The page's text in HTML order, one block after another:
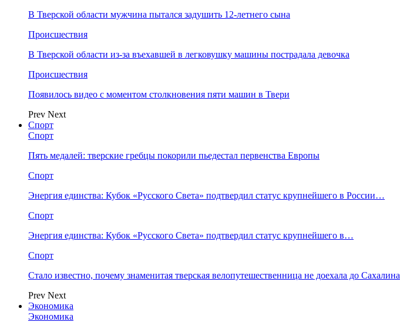
В Тверской области мужчина пытался задушить 12-летнего сына
Происшествия
В Тверской области из-за въехавшей в легковушку машины пострадала девочка
Происшествия
Появилось видео с моментом столкновения пяти машин в Твери
Prev Next
Спорт
Спорт
Пять медалей: тверские гребцы покорили пьедестал первенства Европы
Спорт
Энергия единства: Кубок «Русского Света» подтвердил статус крупнейшего в России…
Спорт
Энергия единства: Кубок «Русского Света» подтвердил статус крупнейшего в…
Спорт
Стало известно, почему знаменитая тверская велопутешественница не доехала до Сахалина
Prev Next
Экономика
Экономика